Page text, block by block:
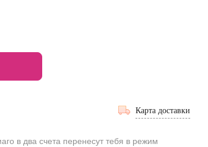
Карта доставки
в два счета перенесут тебя в режим